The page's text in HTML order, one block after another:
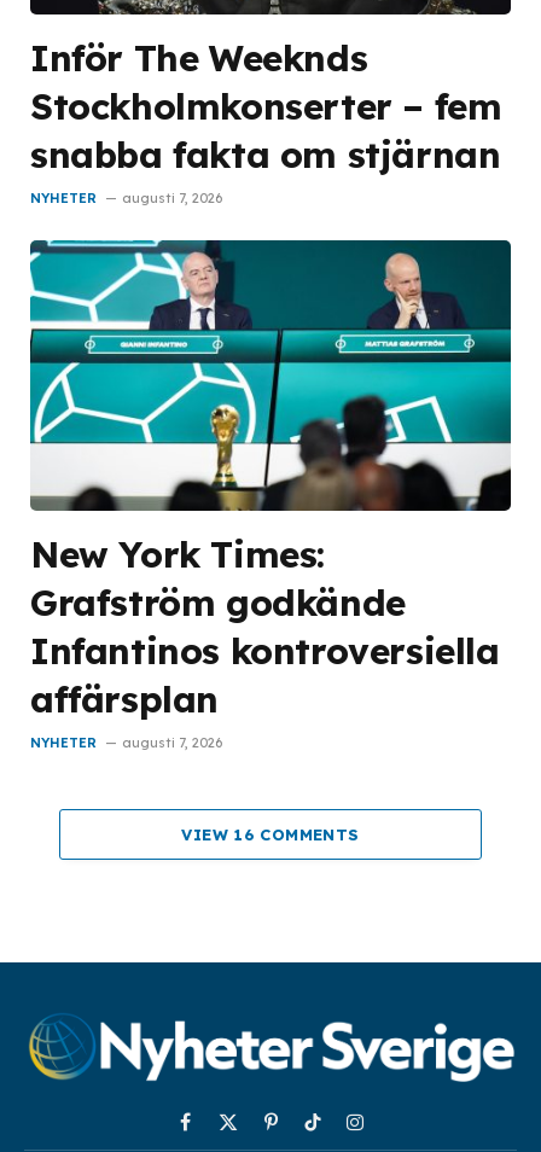
Inför The Weeknds
Stockholmkonserter – fem
snabba fakta om stjärnan
NYHETER augusti 7, 2026
New York Times:
Grafström godkände
Infantinos kontroversiella
affärsplan
NYHETER augusti 7, 2026
VIEW 16 COMMENTS
Facebook
X
PinterestTikTokInstagram